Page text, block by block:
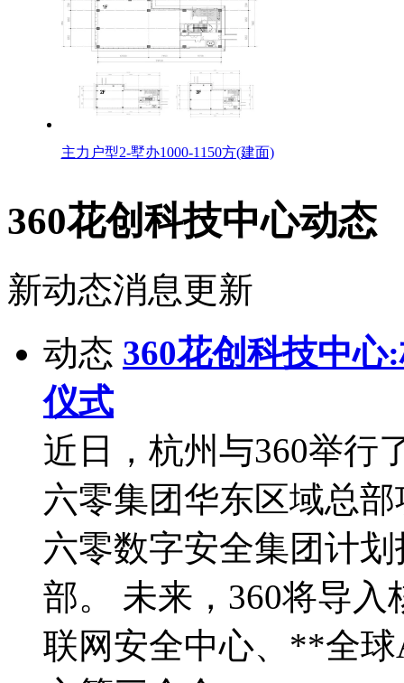
主力户型2-墅办1000-1150方(建面)
360花创科技中心动态
新动态消息更新
动态 360花创科技中心
仪式
近日，杭州与360举行
六零集团华东区域总
六零数字安全集团计
部。 未来，360将导
联网安全中心、**全